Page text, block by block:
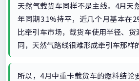
天然气载货车同样不是主线。4月天
年同期3.1%持平，近几个月基本在
比牵引车市场，载货车使用半径、
同，天然气路线很难形成牵引车那样
所以，4月中重卡载货车的燃料结论